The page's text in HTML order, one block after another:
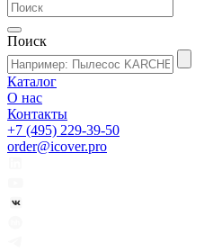
Поиск
Каталог
О нас
Контакты
+7 (495) 229-39-50
order@icover.pro